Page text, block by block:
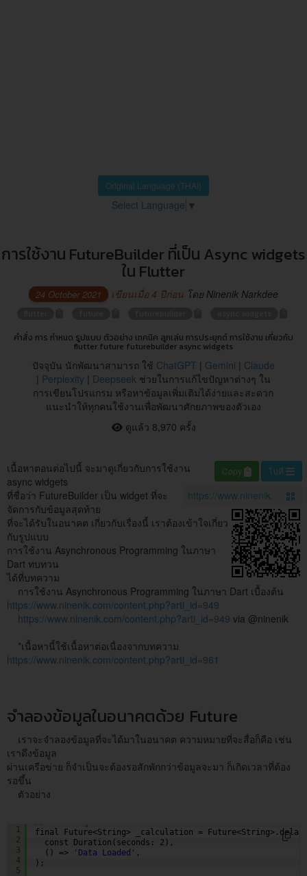
Original Language (THAI)
Select Language ▼
การใช้งาน FutureBuilder ที่เป็น Async widgets
ใน Flutter
24 October 2021 เขียนเมื่อ 4 ปีก่อน โดย Ninenik Narkdee
คำสั่ง การ กำหนด รูปแบบ ตัวอย่าง เทคนิค ลูกเล่น การประยุกต์ การใช้งาน เกี่ยวกับ
flutter future futurebuilder async widgets
ปัจจุบัน นักพัฒนาสามารถ ใช้ ChatGPT | Gemini | Claude
| Perplexity | Deepseek ช่วยในการแก้ไขปัญหาต่างๆ ใน
การเขียนโปรแกรม หรือหาข้อมูลเพิ่มเติมได้ง่ายและสะดวก
แนะนำให้ทุกคนใช้งานเพื่อพัฒนาศักยภาพของตัวเอง
ดูแล้ว 8,970 ครั้ง
ไปที่
Copy
เนื้อหาตอนต่อไปนี้ จะมาดูเกี่ยวกับการใช้งาน
async widgets
ที่ชื่อว่า FutureBuilder เป็น widget ที่จะ
จัดการกับข้อมูลสุดท้าย
ที่จะได้รับในอนาคต เกี่ยวกับเรื่องนี้ เราต้องเข้าใจเกี่ยว
กับรูปแบบ
การใช้งาน Asynchronous Programming ในภาษา
Dart ทบทวน
ได้ที่บทความ
การใช้งาน Asynchronous Programming ในภาษา Dart เบื้องต้น
https://www.ninenik.com/content.php?arti_id=949
https://www.ninenik.com/content.php?arti_id=949 via @ninenik
*เนื้อหานี้ใช้เนื้อหาต่อเนื่องจากบทความ
https://www.ninenik.com/content.php?arti_id=961
จำลองข้อมูลในอนาคตด้วย Future
เราจะจำลองข้อมูลที่จะได้มาในอนาคต ความหมายที่จะสื่อก็คือ เช่น
เราดึงข้อมูล
ผ่านเครือข่าย ก็จำเป็นจะต้องรอสักพักกว่าข้อมูลจะมา ก็เกิดเวลาที่ต้อง
รอขึ้น
ตัวอย่าง
1
2
3
4
5
final Future<String> _calculation =
const Duration(seconds: 2),
() =>
'Data Loaded' ,
);